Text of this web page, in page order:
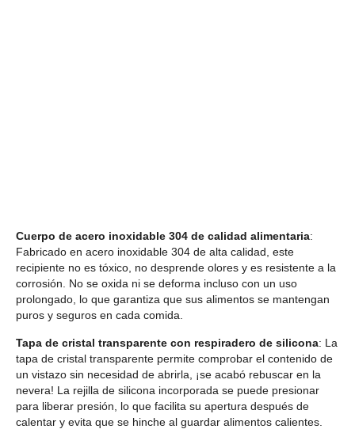
Cuerpo de acero inoxidable 304 de calidad alimentaria:
Fabricado en acero inoxidable 304 de alta calidad, este
recipiente no es tóxico, no desprende olores y es resistente a la
corrosión. No se oxida ni se deforma incluso con un uso
prolongado, lo que garantiza que sus alimentos se mantengan
puros y seguros en cada comida.
Tapa de cristal transparente con respiradero de silicona: La
tapa de cristal transparente permite comprobar el contenido de
un vistazo sin necesidad de abrirla, ¡se acabó rebuscar en la
nevera! La rejilla de silicona incorporada se puede presionar
para liberar presión, lo que facilita su apertura después de
calentar y evita que se hinche al guardar alimentos calientes.